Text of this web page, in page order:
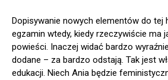
Dopisywanie nowych elementów do tej
egzamin wtedy, kiedy rzeczywiście ma
powieści. Inaczej widać bardzo
dodane – za bardzo odstają. Tak jest
edukacji. Niech Ania będzie